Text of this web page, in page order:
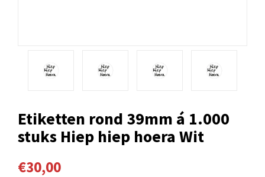
Etiketten rond 39mm á 1.000
stuks Hiep hiep hoera Wit
€30,00